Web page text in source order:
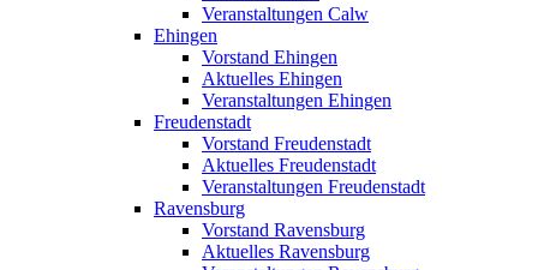
Veranstaltungen Calw
Ehingen
Vorstand Ehingen
Aktuelles Ehingen
Veranstaltungen Ehingen
Freudenstadt
Vorstand Freudenstadt
Aktuelles Freudenstadt
Veranstaltungen Freudenstadt
Ravensburg
Vorstand Ravensburg
Aktuelles Ravensburg